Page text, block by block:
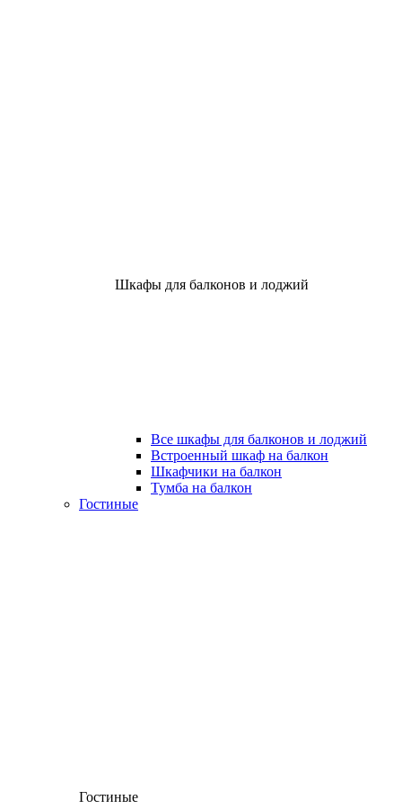
Шкафы для балконов и лоджий
Все шкафы для балконов и лоджий
Встроенный шкаф на балкон
Шкафчики на балкон
Тумба на балкон
Гостиные
Гостиные